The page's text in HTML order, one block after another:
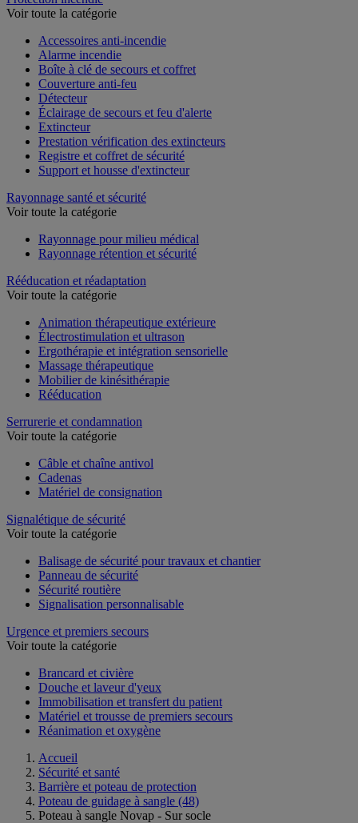
Voir toute la catégorie
Accessoires anti-incendie
Alarme incendie
Boîte à clé de secours et coffret
Couverture anti-feu
Détecteur
Éclairage de secours et feu d'alerte
Extincteur
Prestation vérification des extincteurs
Registre et coffret de sécurité
Support et housse d'extincteur
Rayonnage santé et sécurité
Voir toute la catégorie
Rayonnage pour milieu médical
Rayonnage rétention et sécurité
Rééducation et réadaptation
Voir toute la catégorie
Animation thérapeutique extérieure
Électrostimulation et ultrason
Ergothérapie et intégration sensorielle
Massage thérapeutique
Mobilier de kinésithérapie
Rééducation
Serrurerie et condamnation
Voir toute la catégorie
Câble et chaîne antivol
Cadenas
Matériel de consignation
Signalétique de sécurité
Voir toute la catégorie
Balisage de sécurité pour travaux et chantier
Panneau de sécurité
Sécurité routière
Signalisation personnalisable
Urgence et premiers secours
Voir toute la catégorie
Brancard et civière
Douche et laveur d'yeux
Immobilisation et transfert du patient
Matériel et trousse de premiers secours
Réanimation et oxygène
Accueil
Sécurité et santé
Barrière et poteau de protection
Poteau de guidage à sangle (48)
Poteau à sangle Novap - Sur socle